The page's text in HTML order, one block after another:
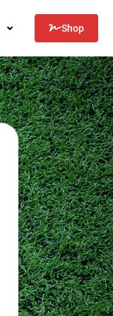
Shop